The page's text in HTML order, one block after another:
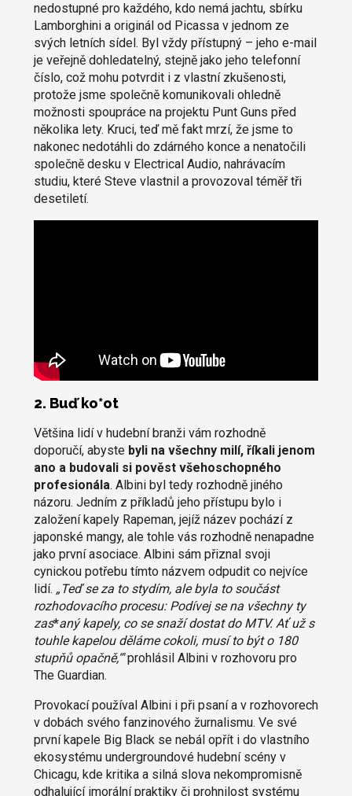
nedostupné pro každého, kdo nemá jachtu, sbírku
Lamborghini a originál od Picassa v jednom ze
svých letních sídel. Byl vždy přístupný – jeho e-mail
je veřejně dohledatelný, stejně jako jeho telefonní
číslo, což mohu potvrdit i z vlastní zkušenosti,
protože jsme společně komunikovali ohledně
možnosti spoupráce na projektu Punt Guns před
několika lety. Kruci, teď mě fakt mrzí, že jsme to
nakonec nedotáhli do zdárného konce a nenatočili
společně desku v Electrical Audio, nahrávacím
studiu, které Steve vlastnil a provozoval téměř tři
desetiletí.
2. Buď ko*ot
Většina lidí v hudební branži vám rozhodně
doporučí, abyste byli na všechny milí, říkali jenom
ano a budovali si pověst všehoschopného
profesionála. Albini byl tedy rozhodně jiného
názoru. Jedním z příkladů jeho přístupu bylo i
založení kapely Rapeman, jejíž název pochází z
japonské mangy, ale tohle vás rozhodně nenapadne
jako první asociace. Albini sám přiznal svoji
cynickou potřebu tímto názvem odpudit co nejvíce
lidí. „Teď se za to stydím, ale byla to součást
rozhodovacího procesu: Podívej se na všechny ty
zas*aný kapely, co se snaží dostat do MTV. Ať už s
touhle kapelou děláme cokoli, musí to být o 180
stupňů opačně,“'prohlásil Albini v rozhovoru pro
The Guardian.
Provokací používal Albini i při psaní a v rozhovorech
v dobách svého fanzinového žurnalismu. Ve své
první kapele Big Black se nebál opřít i do vlastního
ekosystému undergroundové hudební scény v
Chicagu, kde kritika a silná slova nekompromisně
odhalující imorální praktiky či prohnilost systému